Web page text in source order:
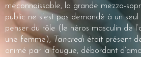
méconnaissable, la grande mezzo-
public ne s’est pas demandé à un
penser du rôle (le héros masculin de
une femme),Tancredi était présent
animé par la fougue, débordant